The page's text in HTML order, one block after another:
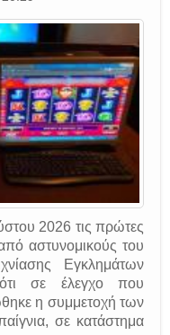
2026 τις πρώτες
αστυνομικούς του
Εγκλημάτων
σε έλεγχο που
η συμμετοχή των
σε κατάστημα